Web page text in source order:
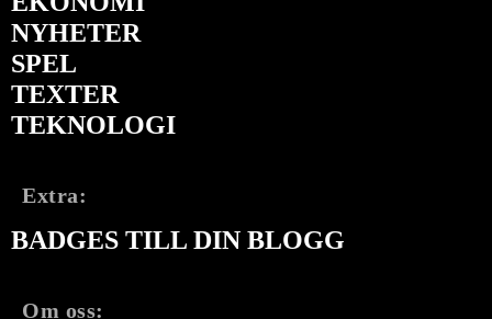
NYHETER
SPEL
TEXTER
TEKNOLOGI
Extra:
BADGES TILL DIN BLOGG
Om oss: